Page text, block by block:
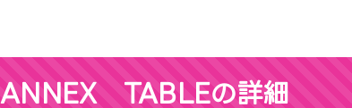
ANNEX TABLEの詳細